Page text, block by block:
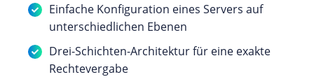
Einfache Konfiguration eines Servers auf
unterschiedlichen Ebenen
Drei-Schichten-Architektur für eine exakte
Rechtevergabe